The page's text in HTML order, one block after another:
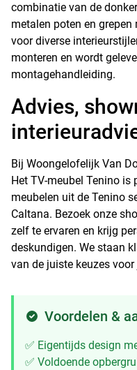
combinatie van de
metalen poten en
voor diverse
monteren en wordt
montagehandleiding.
Advies,
Bij Woongelofelijk Van
Het TV-meubel Tenino
meubelen uit de Tenino
Caltana. Bezoek onze
zelf te ervaren en krijg
deskundigen. We staan
van de juiste keuzes
Voordelen &
✅ Eigentijds design
✅ Voldoende